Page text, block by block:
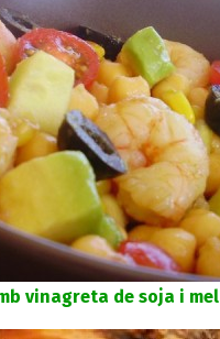
vinagreta de soja i mel